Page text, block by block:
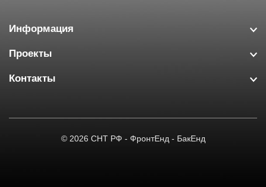
Информация
Проекты
Контакты
© 2026 СНТ РФ - ФронтЕнд - БакЕнд